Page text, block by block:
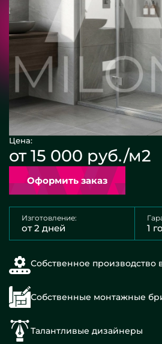
Цена:
от 15 000 руб./м2
Оформить заказ
Изготовление:
от 2 дней 1
Собственное производство
Собственные монтажные
Талантливые дизайнеры